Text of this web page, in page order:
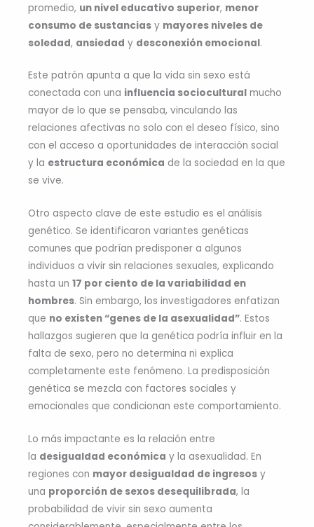
promedio, un nivel educativo superior, menor
consumo de sustancias y mayores niveles de
soledad, ansiedad y desconexión emocional.
Este patrón apunta a que la vida sin sexo está
conectada con una influencia sociocultural mucho
mayor de lo que se pensaba, vinculando las
relaciones afectivas no solo con el deseo físico, sino
con el acceso a oportunidades de interacción social
y la estructura económica de la sociedad en la que
se vive.
Otro aspecto clave de este estudio es el análisis
genético. Se identificaron variantes genéticas
comunes que podrían predisponer a algunos
individuos a vivir sin relaciones sexuales, explicando
hasta un 17 por ciento de la variabilidad en
hombres. Sin embargo, los investigadores enfatizan
que no existen “genes de la asexualidad”. Estos
hallazgos sugieren que la genética podría influir en la
falta de sexo, pero no determina ni explica
completamente este fenómeno. La predisposición
genética se mezcla con factores sociales y
emocionales que condicionan este comportamiento.
Lo más impactante es la relación entre
la desigualdad económica y la asexualidad. En
regiones con mayor desigualdad de ingresos y
una proporción de sexos desequilibrada, la
probabilidad de vivir sin sexo aumenta